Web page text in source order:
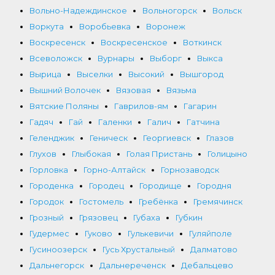
Вольно-Надеждинское
Вольногорск
Вольск
Воркута
Воробьевка
Воронеж
Воскресенск
Воскресенское
Воткинск
Всеволожск
Вурнары Выборг
Выкса
Вырица
Выселки Высокий
Вышгород
Вышний Волочек
Вязовая
Вязьма
Вятские Поляны
Гаврилов-ям
Гагарин
Гадяч
Гай Галенки Галич
Гатчина
Геленджик
Геническ Георгиевск
Глазов
Глухов
Глыбокая Голая Пристань
Голицыно
Горловка
Горно-Алтайск
Горнозаводск
Городенка
Городец Городище
Городня
Городок
Гостомель Гребёнка
Гремячинск
Грозный
Грязовец Губаха
Губкин
Гудермес
Гуково Гулькевичи
Гуляйполе
Гусиноозерск
Гусь Хрустальный
Далматово
Дальнегорск
Дальнереченск
Дебальцево